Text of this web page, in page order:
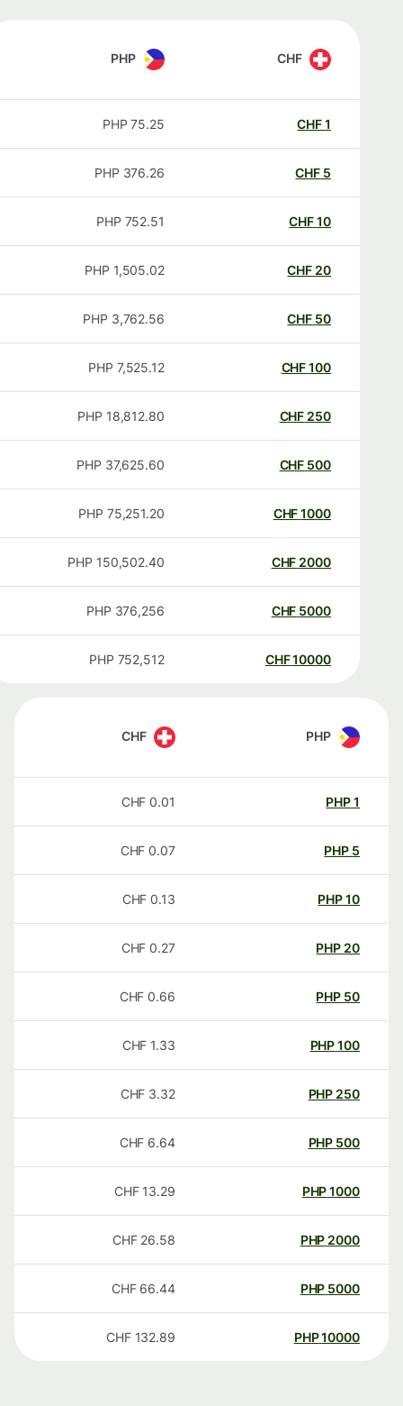
CHF
PHP
CHF
75.25
PHP
CHF
376.26
PHP
CHF
752.51
PHP
20
CHF
1,505.02
PHP
50
CHF
3,762.56
PHP
100
CHF
7,525.12
PHP
250
CHF
18,812.80
PHP
500
CHF
37,625.60
PHP
1000
CHF
75,251.20
PHP
2000
CHF
150,502.40
PHP
5000
CHF
376,256
PHP
10000
CHF
752,512
PHP
PHP
CHF
PHP
0.01
CHF
PHP
0.07
CHF
PHP
0.13
CHF
20
PHP
0.27
CHF
50
PHP
0.66
CHF
100
PHP
1.33
CHF
250
PHP
3.32
CHF
500
PHP
6.64
CHF
1000
PHP
13.29
CHF
2000
PHP
26.58
CHF
5000
PHP
66.44
CHF
10000
PHP
132.89
CHF